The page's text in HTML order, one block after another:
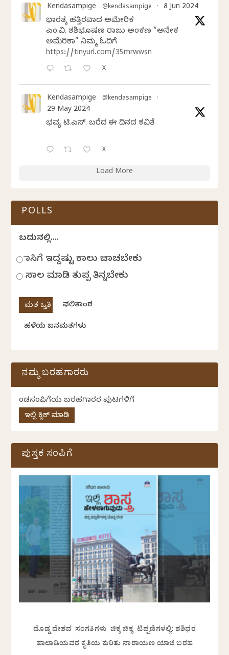
Kendasampige @kendasampige · 8 Jun 2024
ಭಾರತಕ್ಕೆ ಹತ್ತಿರವಾದ ಅಮೇರಿಕ
ಎಂ.ವಿ. ಶಶಿಭೂಷಣ ರಾಜು ಅಂಕಣ “ಅನೇಕ
ಅಮೆರಿಕಾ” ನಿಮ್ಮ ಓದಿಗೆ
https://tinyurl.com/35mrwwsn
X
Kendasampige @kendasampige ·
29 May 2024
ಭವ್ಯ ಟಿ.ಎಸ್. ಬರೆದ ಈ ದಿನದ ಕವಿತೆ
X
Load More
POLLS
ಬದುಕಿನಲ್ಲಿ....
ಹಾಸಿಗೆ ಇದ್ದಷ್ಟು ಕಾಲು ಚಾಚಬೇಕು
ಸಾಲ ಮಾಡಿ ತುಪ್ಪ ತಿನ್ನಬೇಕು
ಫಲಿತಾಂಶ
ಹಳೆಯ ಜನಮತಗಳು
ನಮ್ಮ ಬರಹಗಾರರು
ಕೆಂಡಸಂಪಿಗೆಯ ಬರಹಗಾರರ ಪುಟಗಳಿಗೆ
ಇಲ್ಲಿ ಕ್ಲಿಕ್ ಮಾಡಿ
ಪುಸ್ತಕ ಸಂಪಿಗೆ
ದೊಡ್ಡ ದೇಶದ ಸಂಗತಿಗಳು ಚಿಕ್ಕ ಚಿಕ್ಕ ಟಿಪ್ಪಣಿಗಳಲ್ಲಿ: ಶಶಿಧರ
ಹಾಲಾಡಿಯವರ ಕೃತಿಯ ಕುರಿತು ನಾರಾಯಣ ಯಾಜಿ ಬರಹ